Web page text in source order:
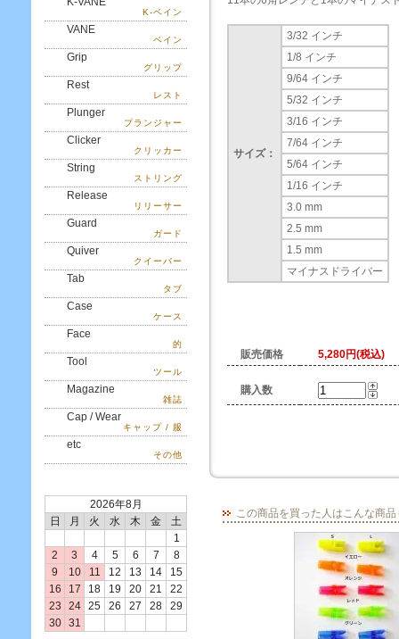
K-ベイン
VANE
ベイン
Grip
グリップ
Rest
レスト
Plunger
プランジャー
Clicker
クリッカー
String
ストリング
Release
リリーサー
Guard
ガード
Quiver
クイーバー
Tab
タブ
Case
ケース
Face
的
Tool
ツール
Magazine
雑誌
Cap / Wear
キャップ / 服
etc
その他
2026年8月
日
月 火 水 木 金
土
1
2
3 4 5 6 7
8
9
10 11 12 13 14
15
16
17 18 19 20 21
22
23
24 25 26 27 28
29
30
31
サイズ：
3/32 インチ
1/8 インチ
9/64 インチ
5/32 インチ
3/16 インチ
7/64 インチ
5/64 インチ
1/16 インチ
3.0 mm
2.5 mm
1.5 mm
マイナスドライバー
販売価格 5,280円(税込)
購入数
この商品を買った人はこんな商